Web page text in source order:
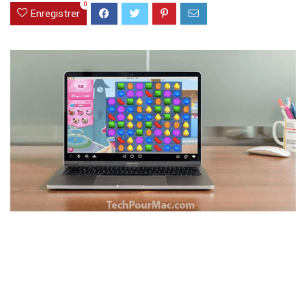
Enregistrer
0